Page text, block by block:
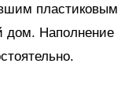
пластиковым
дом. Наполнение